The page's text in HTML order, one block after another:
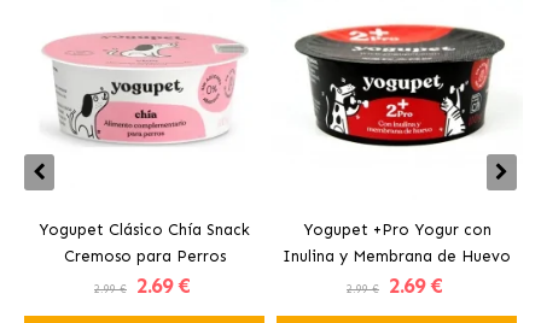
Yogupet Clásico Chía Snack
Cremoso para Perros
2.99 € 2.69 €
Yogupet +Pro Yogur con
Inulina y Membrana de Huevo
para Perros y Gatos
2.99 € 2.69 €